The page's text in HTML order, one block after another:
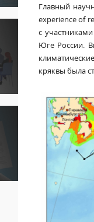
Главный
experience of
с
Юге России.
кряквы была